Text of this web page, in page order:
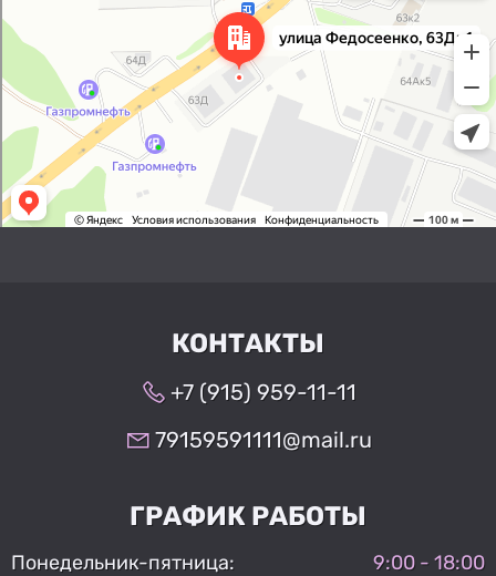
Яндекс Карты
КОНТАКТЫ
+7 (915) 959-11-11
79159591111@mail.ru
ГРАФИК РАБОТЫ
Понедельник-пятница:
9:00 - 18:00